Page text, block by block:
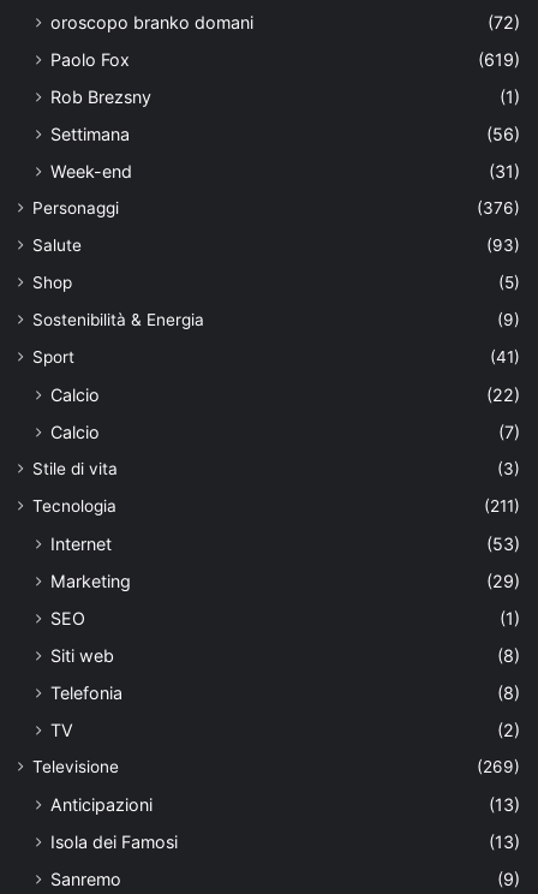
oroscopo branko domani
(72)
Paolo Fox
(619)
Rob Brezsny
(1)
Settimana
(56)
Week-end
(31)
Personaggi
(376)
Salute
(93)
Shop
(5)
Sostenibilità & Energia
(9)
Sport
(41)
Calcio
(22)
Calcio
(7)
Stile di vita
(3)
Tecnologia
(211)
Internet
(53)
Marketing
(29)
SEO
(1)
Siti web
(8)
Telefonia
(8)
TV
(2)
Televisione (269)
Anticipazioni
(13)
Isola dei Famosi
(13)
Sanremo
(9)